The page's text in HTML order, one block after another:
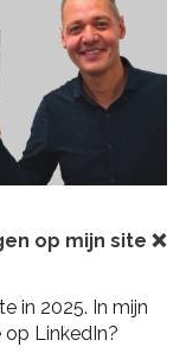
op mijn site ❌
in 2025. In mijn
LinkedIn?